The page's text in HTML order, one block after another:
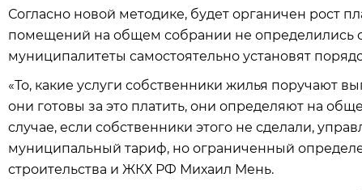
Согласно новой методике, будет органичен рост
помещений на общем собрании не определились
муниципалитеты самостоятельно установят
«То, какие услуги собственники жилья поручают
они готовы за это платить, они определяют на
случае, если собственники этого не сделали,
муниципальный тариф, но ограниченный
строительства и ЖКХ РФ Михаил Мень.